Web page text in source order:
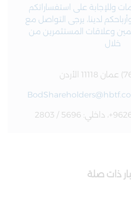
وللإجابة على استفساراتكم
لدينا، يرجى التواصل مع
وعلاقات المستثمرين من
خلال
ذات صلة